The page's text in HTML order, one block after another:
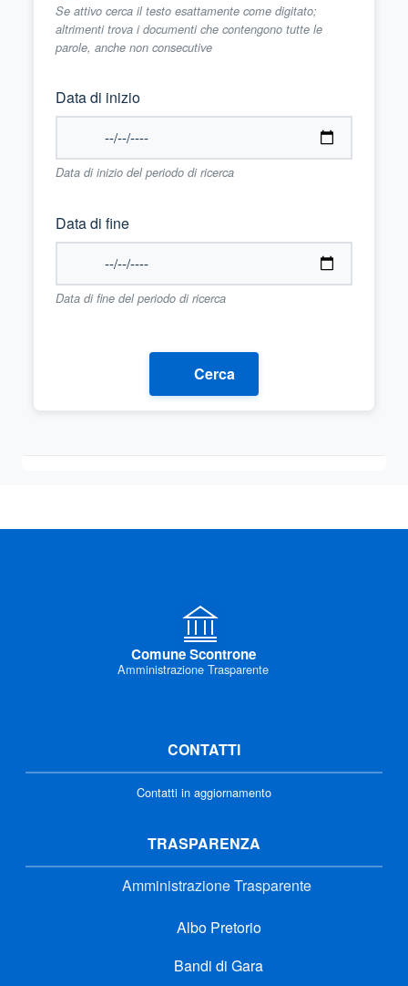
Se attivo cerca il testo esattamente come digitato;
altrimenti trova i documenti che contengono tutte le
parole, anche non consecutive
Data di inizio
Data di inizio del periodo di ricerca
Data di fine
Data di fine del periodo di ricerca
Cerca
Comune Scontrone
Amministrazione Trasparente
CONTATTI
Contatti in aggiornamento
TRASPARENZA
Amministrazione Trasparente
Albo Pretorio
Bandi di Gara